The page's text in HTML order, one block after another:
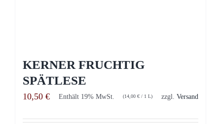
KERNER FRUCHTIG
SPÄTLESE
10,50 € Enthält 19% MwSt. (14,00€ / 1 L) zzgl. Versand